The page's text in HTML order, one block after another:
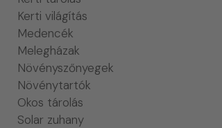
Kerti világítás
Medencék
Melegházak
Növényszőnyegek
Növénytartók
Okos tárolás
Solar zuhany